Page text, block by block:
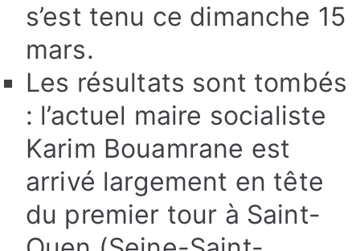
s’est tenu ce dimanche 15
mars.
Les résultats sont tombés
: l’actuel maire socialiste
Karim Bouamrane est
arrivé largement en tête
du premier tour à Saint-